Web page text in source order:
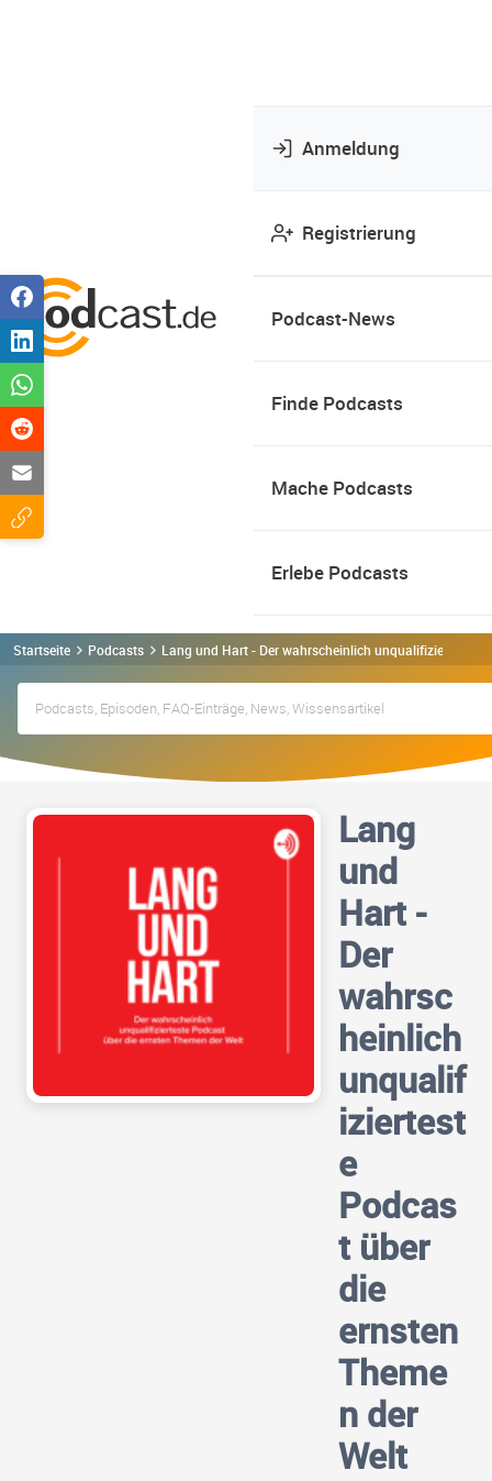
Anmeldung
Registrierung
Podcast-News
Finde Podcasts
Mache Podcasts
Erlebe Podcasts
Startseite Podcasts Lang und Hart - Der wahrscheinlich unqualifizierteste
Lang
und
Hart -
Der
wahrsc
heinlich
unqualif
iziertest
e
Podcas
t über
die
ernsten
Theme
n der
Welt